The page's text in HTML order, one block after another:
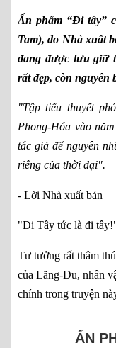
Ấn phẩm “Đi tây”
Tam), do Nhà xuất
đang được lưu giữ
rất đẹp, còn nguyên
"Tập tiểu thuyết
Phong-Hóa vào
tác giả để nguyên
riêng của thời đại".
- Lời Nhà xuất bản
"Đi Tây tức là đi
Tư tưởng rất thâm
của Lãng-Du, nhân
chính trong truyện
ẤN